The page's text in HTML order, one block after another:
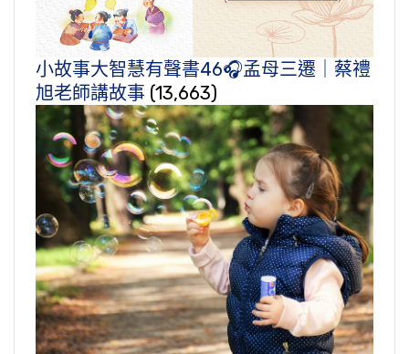
小故事大智慧有聲書46🎧孟母三遷｜蔡禮
旭老師講故事 (13,663)